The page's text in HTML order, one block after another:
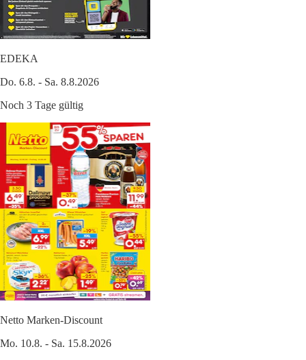
EDEKA
Do. 6.8. - Sa. 8.8.2026
Noch 3 Tage gültig
Netto Marken-Discount
Mo. 10.8. - Sa. 15.8.2026